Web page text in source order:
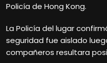
Policía de Hong Kong.
La Policía del lugar
seguridad fue aislado
compañeros resultara